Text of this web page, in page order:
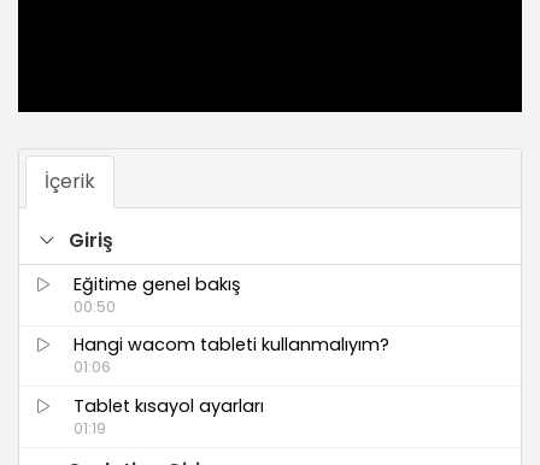
İçerik
Giriş
Eğitime genel bakış
00:50
Hangi wacom tableti kullanmalıyım?
01:06
Tablet kısayol ayarları
01:19